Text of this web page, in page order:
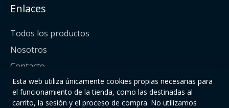
Enlaces
Todos los productos
Nosotros
Contacto
Síguenos
Esta web utiliza únicamente cookies propias necesarias para
el funcionamiento de la tienda, como las destinadas al
carrito, la sesión y el proceso de compra. No utilizamos